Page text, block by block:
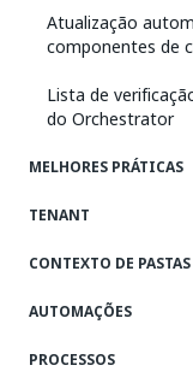
Atualização
componentes de
Lista de
do Orchestrator
MELHORES PRÁTICAS
TENANT
CONTEXTO DE PASTAS
AUTOMAÇÕES
PROCESSOS